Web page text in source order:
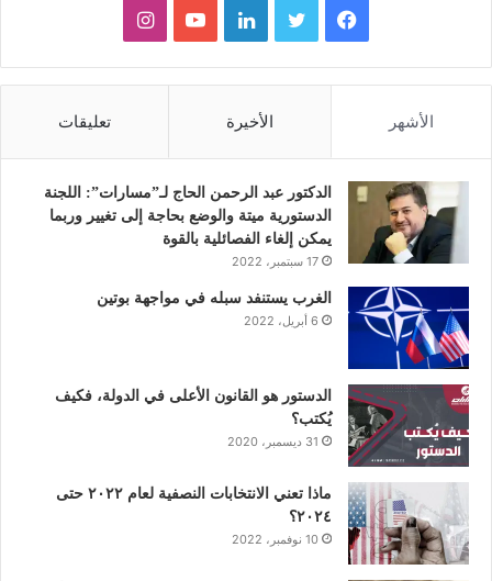
ي
و
ك
و
ر
ي
د
إ
و
و
ب
ن
ق
الأشهر الأخيرة تعليقات
الدكتور عبد الرحمن الحاج لـ”مسارات”: اللجنة
الدستورية ميتة والوضع بحاجة إلى تغيير وربما
يمكن إلغاء الفصائلية بالقوة
17 سبتمبر، 2022
الغرب يستنفد سبله في مواجهة بوتين
6 أبريل، 2022
الدستور هو القانون الأعلى في الدولة، فكيف
يُكتب؟
31 ديسمبر، 2020
ماذا تعني الانتخابات النصفية لعام ٢٠٢٢ حتى
٢٠٢٤؟
10 نوفمبر، 2022